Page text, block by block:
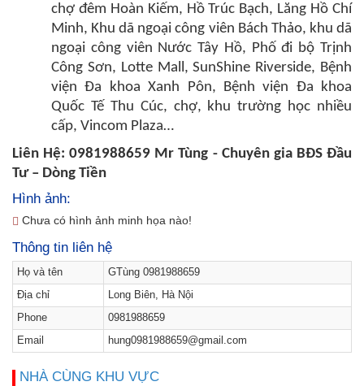
chợ đêm Hoàn Kiếm, Hồ Trúc Bạch, Lăng Hồ Chí
Minh, Khu dã ngoại công viên Bách Thảo, khu dã
ngoại công viên Nước Tây Hồ, Phố đi bộ Trịnh
Công Sơn, Lotte Mall, SunShine Riverside, Bệnh
viện Đa khoa Xanh Pôn, Bệnh viện Đa khoa
Quốc Tế Thu Cúc, chợ, khu trường học nhiều
cấp, Vincom Plaza…
Liên Hệ: 0981988659 Mr Tùng - Chuyên gia BĐS Đầu
Tư – Dòng Tiền
Hình ảnh:
Chưa có hình ảnh minh họa nào!
Thông tin liên hệ
Họ và tên
GTùng 0981988659
Địa chỉ
Long Biên, Hà Nội
Phone
0981988659
Email
hung0981988659@gmail.com
NHÀ CÙNG KHU VỰC